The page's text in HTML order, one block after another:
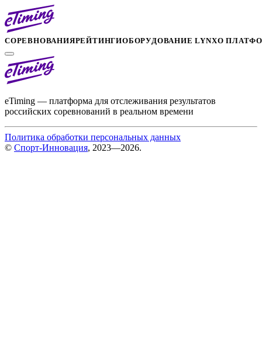
СОРЕВНОВАНИЯРЕЙТИНГИОБОРУДОВАНИЕ LYNXО
eTiming — платформа для отслеживания результатов
российских соревнований в реальном времени
Политика обработки персональных данных
© Спорт-Инновация, 2023—2026.